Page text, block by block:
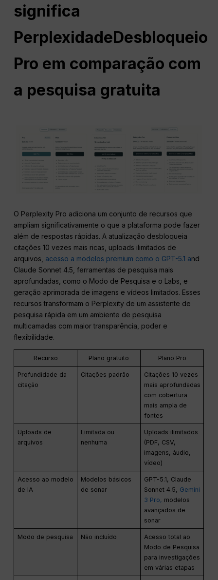
significa
PerplexidadeDesbloqueio
Pro em comparação com
a pesquisa gratuita
O Perplexity Pro adiciona um conjunto de recursos que
ampliam significativamente o que a plataforma pode fazer
além de respostas rápidas. A atualização desbloqueia
citações 10 vezes mais ricas, uploads ilimitados de
arquivos, acesso a modelos premium como o GPT-5.1 and
Claude Sonnet 4.5, ferramentas de pesquisa mais
aprofundadas, como o Modo de Pesquisa e o Labs, e
geração aprimorada de imagens e vídeos limitados. Esses
recursos transformam o Perplexity de um assistente de
pesquisa rápida em um ambiente de pesquisa
multicamadas com maior transparência, poder e
flexibilidade.
Recurso Plano gratuito Plano Pro
Profundidade da
citação
Citações padrão
Citações 10 vezes
mais aprofundadas
com cobertura
mais ampla de
fontes
Uploads de
arquivos
Limitada ou
nenhuma
Uploads ilimitados
(PDF, CSV,
imagens, áudio,
vídeo)
Acesso ao modelo
de IA
Modelos básicos
de sonar
GPT-5.1, Claude
Sonnet 4.5, Gemini
3 Pro, modelos
avançados de
sonar
Modo de pesquisa Não incluído
Acesso total ao
Modo de Pesquisa
para investigações
em várias etapas